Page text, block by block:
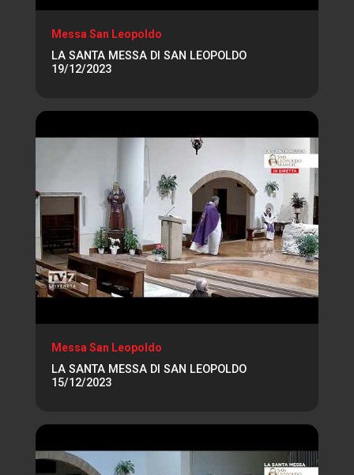
Messa San Leopoldo
LA SANTA MESSA DI SAN LEOPOLDO
19/12/2023
Messa San Leopoldo
LA SANTA MESSA DI SAN LEOPOLDO
15/12/2023